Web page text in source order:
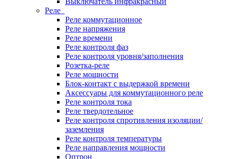
Реле
Реле коммутационное
Реле напряжения
Реле времени
Реле контроля фаз
Реле контроля уровня/заполнения
Розетка-реле
Реле мощности
Блок-контакт с выдержкой времени
Аксессуары для коммутационного реле
Реле контроля тока
Реле твердотельное
Реле контроля спротивления изоляции/
заземления
Реле контроля температуры
Реле направления мощности
Оптрон